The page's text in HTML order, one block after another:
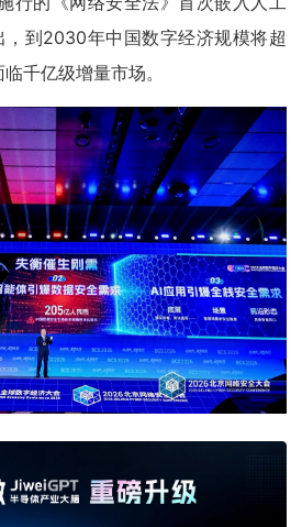
，到2030年中国数字经济规模将超
千亿级增量市场。